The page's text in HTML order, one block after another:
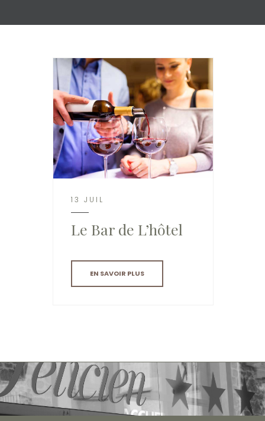
13 JUIL
Le Bar de L’hôtel
EN SAVOIR PLUS